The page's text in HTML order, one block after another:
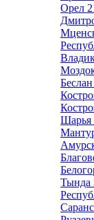
Орел
Беслан
Шарья
Тында